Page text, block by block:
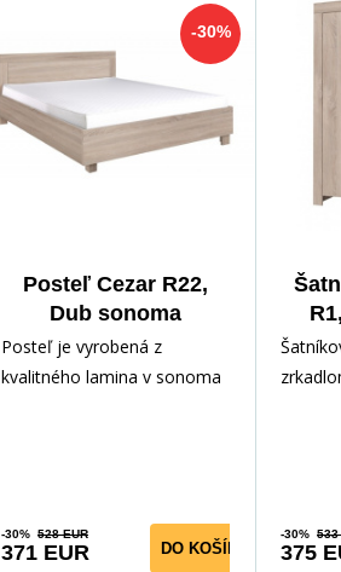
-30%
Posteľ Cezar R22,
Dub sonoma
Posteľ je vyrobená z
kvalitného lamina v sonoma
-30% 528 EUR
371 EUR DO KOŠÍKA
-30% 533
375